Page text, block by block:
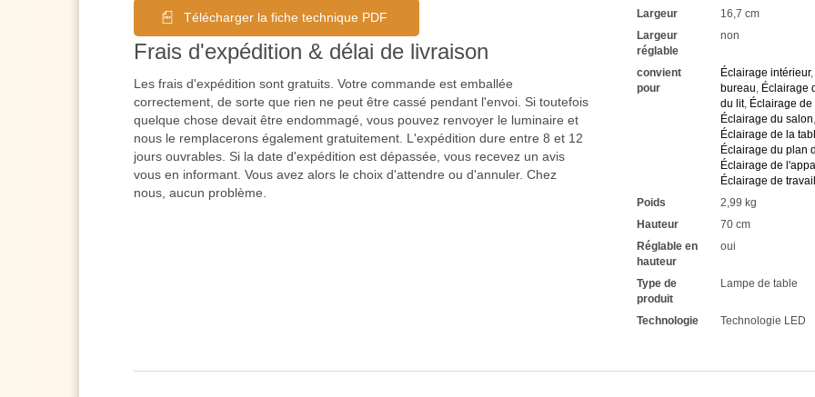
Télécharger la fiche technique PDF
Frais d'expédition & délai de livraison
Les frais d'expédition sont gratuits. Votre commande est emballée
correctement, de sorte que rien ne peut être cassé pendant l'envoi. Si toutefois
quelque chose devait être endommagé, vous pouvez renvoyer le luminaire et
nous le remplacerons également gratuitement. L'expédition dure entre 8 et 12
jours ouvrables. Si la date d'expédition est dépassée, vous recevez un avis
vous en informant. Vous avez alors le choix d'attendre ou d'annuler. Chez
nous, aucun problème.
Largeur
16,7 cm
Largeur
réglable
non
convient
pour
Éclairage intérieur,
bureau, Éclairage
du lit, Éclairage
Éclairage du salon,
Éclairage de la
Éclairage du plan
Éclairage de
Éclairage de travail
Poids
2,99 kg
Hauteur
70 cm
Réglable en
hauteur
oui
Type de
produit
Lampe de table
Technologie Technologie LED